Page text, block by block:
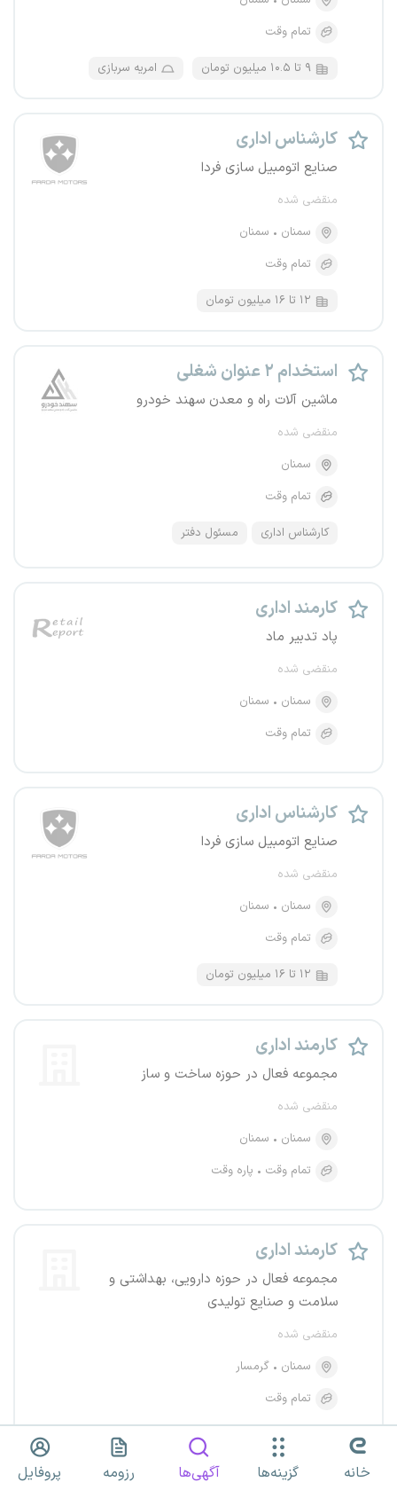
تمام وقت
۹ تا ۱۰.۵ میلیون تومان امریه سربازی
کارشناس اداری
صنایع اتومبیل سازی فردا
منقضی شده
سمنان
سمنان
تمام وقت
۱۲ تا ۱۶ میلیون تومان
استخدام ۲ عنوان شغلی
ماشین آلات راه و معدن سهند خودرو
منقضی شده
سمنان
تمام وقت
کارشناس اداری مسئول دفتر
کارمند اداری
پاد تدبیر ماد
منقضی شده
سمنان
سمنان
تمام وقت
کارشناس اداری
صنایع اتومبیل سازی فردا
منقضی شده
سمنان
سمنان
تمام وقت
۱۲ تا ۱۶ میلیون تومان
کارمند اداری
مجموعه فعال در حوزه ساخت و ساز
منقضی شده
سمنان
سمنان
تمام وقت
پاره وقت
کارمند اداری
مجموعه فعال در حوزه دارویی، بهداشتی و
سلامت و صنایع تولیدی
منقضی شده
سمنان
گرمسار
تمام وقت
کارمند اداری خانه گزینه‌ها آگهی‌ها رزومه پروفایل